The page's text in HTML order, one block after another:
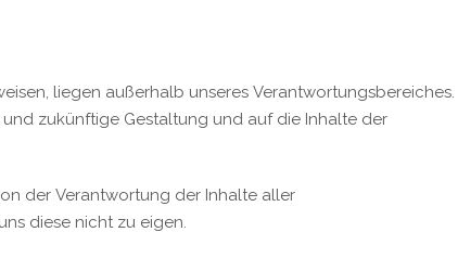
liegen außerhalb unseres Verantwortungsbereiches.
zukünftige Gestaltung und auf die Inhalte der
der Verantwortung der Inhalte aller
diese nicht zu eigen.